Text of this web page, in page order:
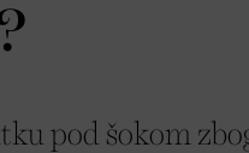
pod šokom